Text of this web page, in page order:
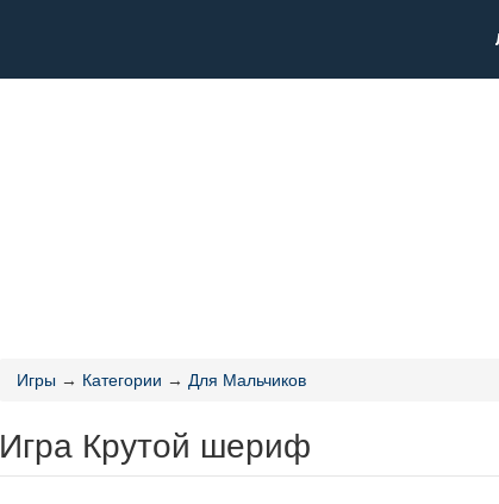
Игры → Категории → Для Мальчиков
Игра Крутой шериф